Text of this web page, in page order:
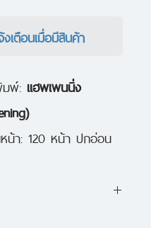
งเตือนเมื่อมีสินค้า
พ์: แฮพเพนนิ่ง
น้า: 120 หน้า ปกอ่อน